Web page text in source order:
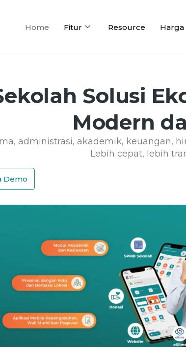
Home Fitur Resource Harga
Solusi
Modern
administrasi, akademik, keuangan,
Lebih cepat, lebih
Demo